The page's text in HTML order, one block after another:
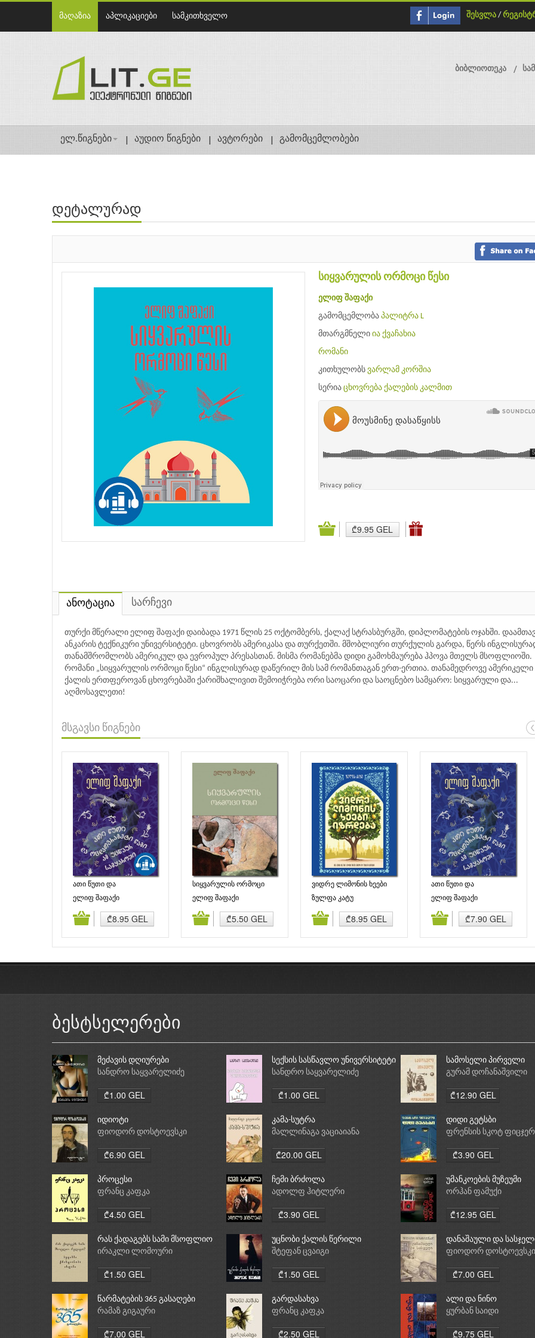
მაღაზია აპლიკაციები სამკითხველო შესვლა /
ბიბლიოთეკა
ელ.წიგნები აუდიო წიგნები ავტორები გამომცემლობები
დეტალურად
სიყვარულის ორმოცი წესი
ელიფ შაფაქი
გამომცემლობა პალიტრა L
მთარგმნელი ია ქვაჩახია
რომანი
კითხულობს ვარლამ კორშია
სერია ცხოვრება ქალების კალმით
₾9.95 GEL
ანოტაცია სარჩევი
თურქი მწერალი ელიფ შაფაქი დაიბადა 1971 წლის 25 ოქტომბერს, ქალაქ სტრასბურგში, დიპლომატების ოჯახში.
ანკარის ტექნიკური უნივერსიტეტი. ცხოვრობს ამერიკასა და თურქეთში. მშობლიური თურქულის გარდა, წერს
თანამშრომლობს ამერიკულ და ევროპულ პრესასთან. მისმა რომანებმა დიდი გამოხმაურება ჰპოვა მთელს მსოფლიოში.
რომანი „სიყვარულის ორმოცი წესი“ ინგლისურად დაწერილ მის სამ რომანთაგან ერთ-ერთია. თანამედროვე ამერიკელი
ქალის ერთფეროვან ცხოვრებაში ქარიშხალივით შემოიჭრება ორი საოცარი და საოცნებო სამყარო: სიყვარული და...
აღმოსავლეთი!
მსგავსი წიგნები
ათი წუთი და
ოცდათვრამეტი წამი ამ
ელიფ შაფაქი
₾8.95 GEL
სიყვარულის ორმოცი
წესი
ელიფ შაფაქი
₾5.50 GEL
ვიდრე ლიმონის ხეები
იზრდება
ზულფა კატუ
₾8.95 GEL
ათი წუთი და
ოცდათვრამეტი წამი ამ
ელიფ შაფაქი
₾7.90 GEL
კალათაში დამატება კალათაში დამატება კალათაში დამატება კალათაში დამატება
ბესტსელერები
მეძავის დღიურები
სანდრო საყვარელიძე
₾1.00 GEL
სექსის სასწავლო უნივერსიტეტი
სანდრო საყვარელიძე
₾1.00 GEL
სამოსელი პირველი
გურამ დოჩანაშვილი
₾12.90 GEL
იდიოტი
ფიოდორ დოსტოევსკი
₾6.90 GEL
კამა-სუტრა
მალლინაგა ვაციაიანა
₾20.00 GEL
დიდი გეტსბი
ფრენსის სკოტ
₾3.90 GEL
პროცესი
ფრანც კაფკა
₾4.50 GEL
ჩემი ბრძოლა
ადოლფ ჰიტლერი
₾3.90 GEL
უმანკოების მუზეუმი
ორჰან ფამუქი
₾12.95 GEL
რას ქადაგებს სამი მსოფლიო
რელიგია: ბუდიზმი,
ირაკლი ლომოური
₾1.50 GEL
უცნობი ქალის წერილი
შტეფან ცვაიგი
₾1.50 GEL
დანაშაული და
ფიოდორ დოსტოევსკი
₾7.00 GEL
წარმატების 365 გასაღები
რამაზ გიგაური
₾7.00 GEL
გარდასახვა
ფრანც კაფკა
₾2.50 GEL
ალი და ნინო
ყურბან საიდი
₾9.75 GEL